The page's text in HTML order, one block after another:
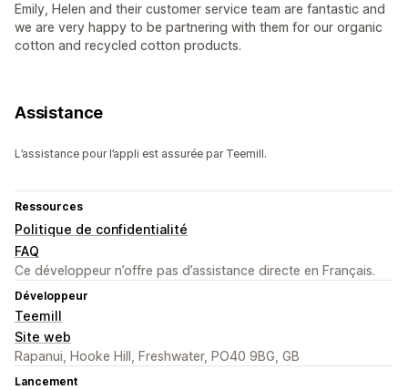
Emily, Helen and their customer service team are fantastic and
we are very happy to be partnering with them for our organic
cotton and recycled cotton products.
Assistance
L’assistance pour l’appli est assurée par Teemill.
Ressources
Politique de confidentialité
FAQ
Ce développeur n’offre pas d’assistance directe en Français.
Développeur
Teemill
Site web
Rapanui, Hooke Hill, Freshwater, PO40 9BG, GB
Lancement